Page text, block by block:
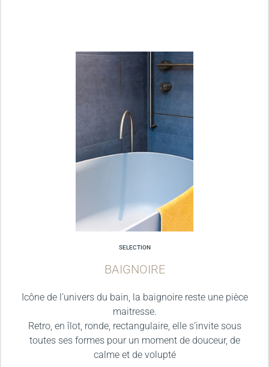
SELECTION
BAIGNOIRE
Icône de l’univers du bain, la baignoire reste une pièce
maitresse.
Retro, en îlot, ronde, rectangulaire, elle s’invite sous
toutes ses formes pour un moment de douceur, de
calme et de volupté